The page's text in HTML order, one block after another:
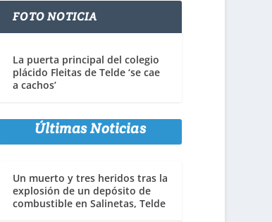
FOTO NOTICIA
La puerta principal del colegio
plácido Fleitas de Telde ‘se cae
a cachos’
Últimas Noticias
Un muerto y tres heridos tras la
explosión de un depósito de
combustible en Salinetas, Telde